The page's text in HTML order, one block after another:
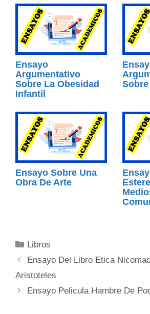
Ensayo
Argumentativo
Sobre La Obesidad
Infantil
Sobre
Ensayo Sobre Una
Obra De Arte
Categorías
Libros
Ensayo Del Libro Etica
Aristoteles
Ensayo Pelicula Hambre De